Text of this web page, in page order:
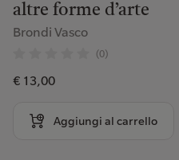
altre forme d’arte
Brondi Vasco
(0)
€ 13,00
Aggiungi al carrello